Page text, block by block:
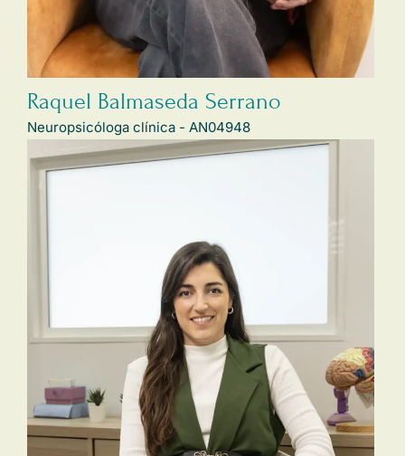
Raquel Balmaseda Serrano
Neuropsicóloga clínica - AN04948